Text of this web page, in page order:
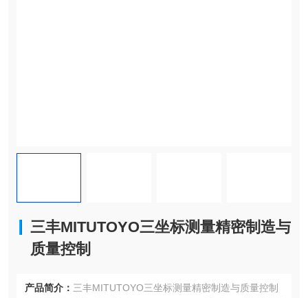
三丰MITUTOYO三坐标测量精密制造与
质量控制
产品简介： 三丰MITUTOYO三坐标测量精密制造与质量控制